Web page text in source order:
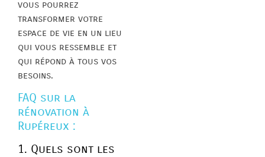
vous pourrez
transformer votre
espace de vie en un lieu
qui vous ressemble et
qui répond à tous vos
besoins.
FAQ sur la
rénovation à
Rupéreux :
1. Quels sont les